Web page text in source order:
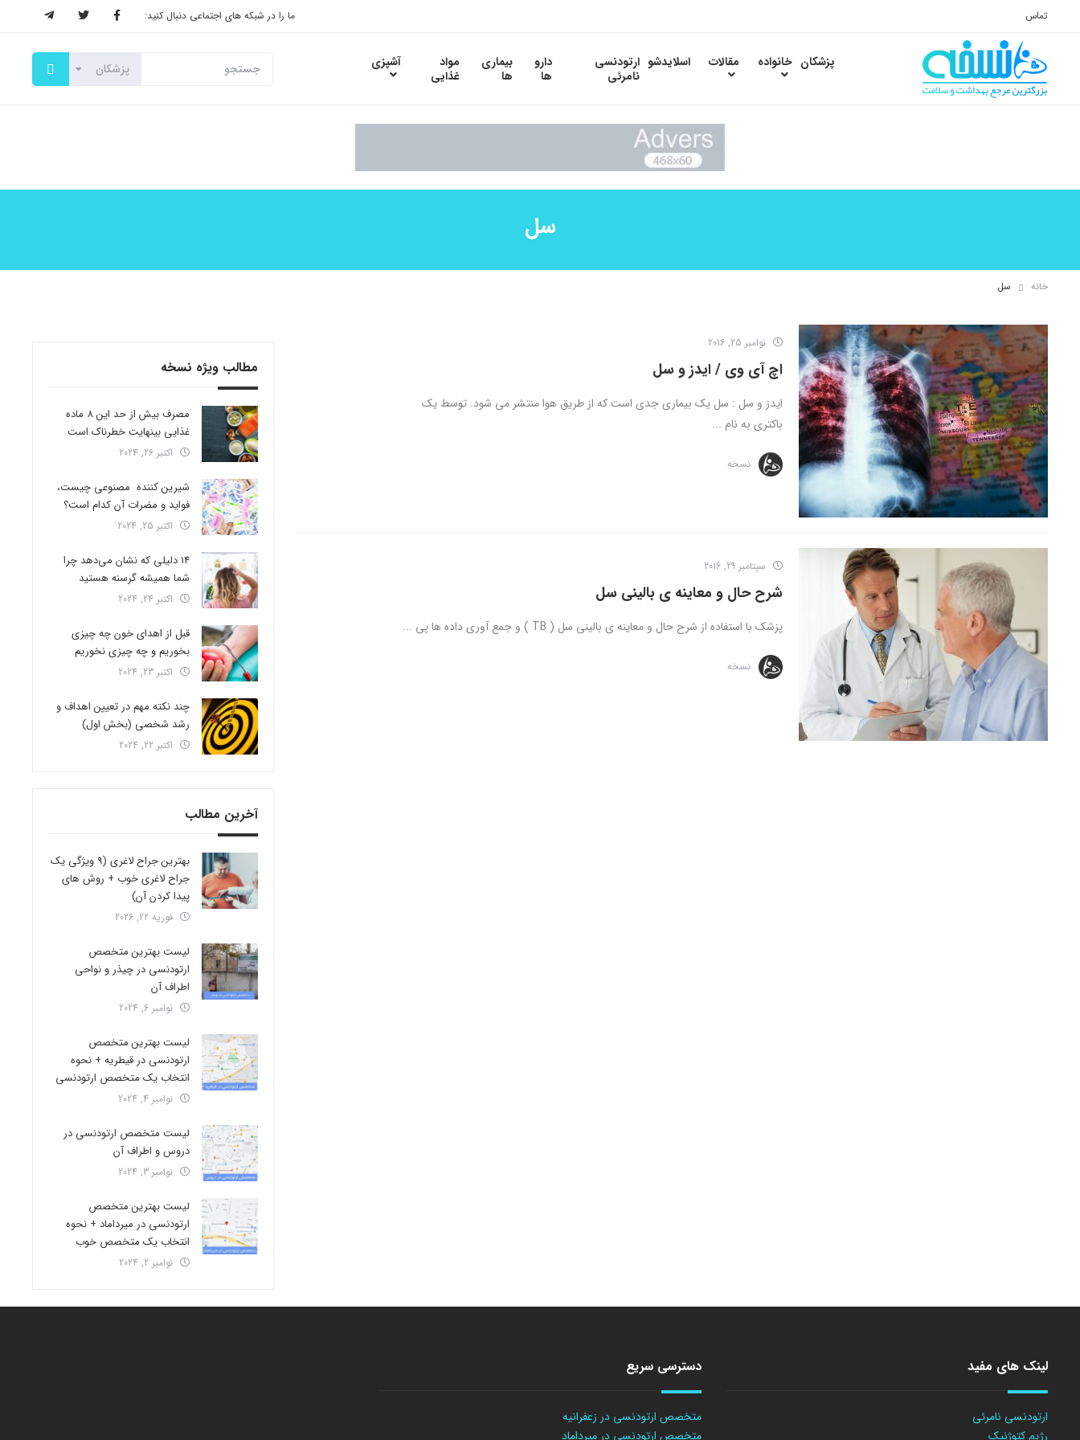
تماس ما را در شبکه های اجتماعی دنبال کنید:
پزشکان خانواده مقالات اسلایدشو ارتودنسی
نامرئی
دارو
ها
بیماری
ها
مواد
غذایی
آشپزی
سل
خانه سل
نوامبر 25, 2016
اچ آی وی / ایدز و سل
ایدز و سل : سل یک بیماری جدی است که از طریق هوا منتشر می شود. توسط یک
باکتری به نام ...
نسخه
سپتامبر 29, 2016
شرح حال و معاینه ی بالینی سل
پزشک با استفاده از شرح حال و معاینه ی بالینی سل ( TB ) و جمع آوری داده ها پی ...
نسخه
مطالب ویژه نسخه
مصرف بیش از حد این 8 ماده
غذایی بینهایت خطرناک است
اکتبر 26, 2024
شیرین کننده مصنوعی چیست،
فواید و مضرات آن کدام است؟
اکتبر 25, 2024
14 دلیلی که نشان می‌دهد چرا
شما همیشه گرسنه هستید
اکتبر 24, 2024
قبل از اهدای خون چه چیزی
بخوریم و چه چیزی نخوریم
اکتبر 23, 2024
چند نکته مهم در تعیین اهداف و
رشد شخصی (بخش اول)
اکتبر 22, 2024
آخرین مطالب
بهترین جراح لاغری (9 ویژگی یک
جراح لاغری خوب + روش های
پیدا کردن آن)
فوریه 22, 2026
لیست بهترین متخصص
ارتودنسی در چیذر و نواحی
اطراف آن
نوامبر 6, 2024
لیست بهترین متخصص
ارتودنسی در قیطریه + نحوه
انتخاب یک متخصص ارتودنسی
نوامبر 4, 2024
لیست متخصص ارتودنسی در
دروس و اطراف آن
نوامبر 3, 2024
لیست بهترین متخصص
ارتودنسی در میرداماد + نحوه
انتخاب یک متخصص خوب
نوامبر 2, 2024
لینک های مفید
ارتودنسی نامرئی
رژیم کتوژنیک
دسترسی سریع
متخصص ارتودنسی در زعفرانیه
متخصص ارتودنسی در میرداماد